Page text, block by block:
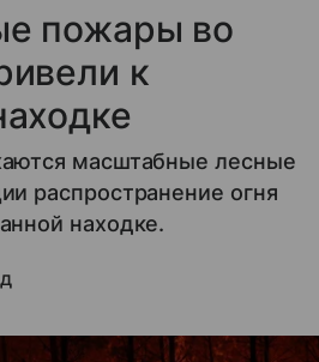
пожары во
к
масштабные лесные
распространение огня
находке.